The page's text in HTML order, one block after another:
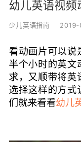
幼儿英语视频
少儿英语指南
看动画片可以说
半个小时的英文
求，又顺带将英
选择这样的方式
们就来看看幼儿